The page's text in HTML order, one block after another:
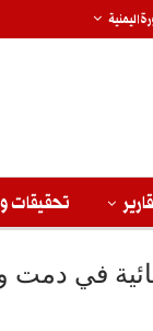
اليمنية
تحقيقات
في دمت